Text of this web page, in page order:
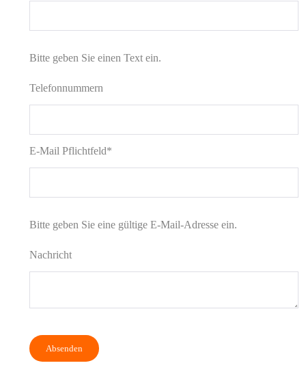
Bitte geben Sie einen Text ein.
Telefonnummern
E-Mail Pflichtfeld*
Bitte geben Sie eine gültige E-Mail-Adresse ein.
Nachricht